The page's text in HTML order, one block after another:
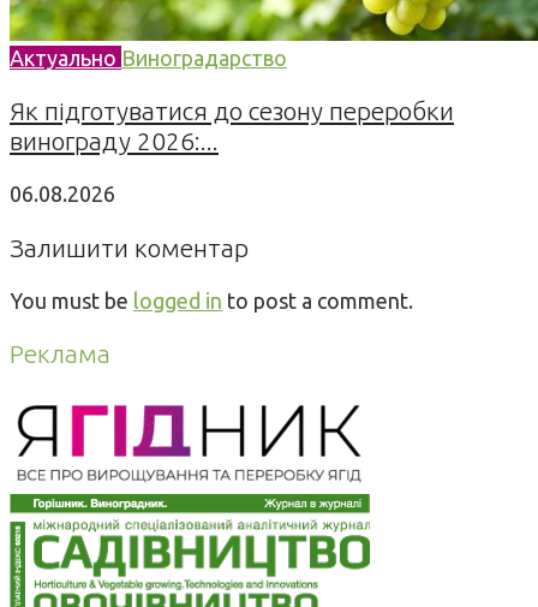
Актуально Виноградарство
Як підготуватися до сезону переробки
винограду 2026:...
06.08.2026
Залишити коментар
You must be logged in to post a comment.
Реклама